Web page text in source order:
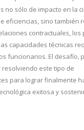
no sólo de impacto en la
eficiencias, sino también
contractuales, los
capacidades técnicas
funcionarios. El desafío,
resolviendo este tipo de
para lograr finalmente
exitosa y